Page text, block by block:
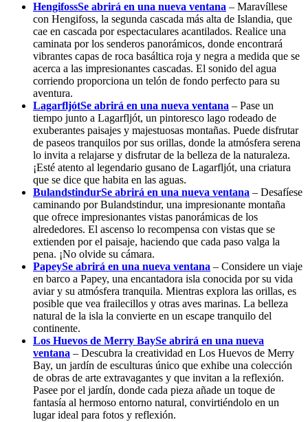
HengifossSe abrirá en una nueva ventana – Maravíllese
con Hengifoss, la segunda cascada más alta de Islandia, que
cae en cascada por espectaculares acantilados. Realice una
caminata por los senderos panorámicos, donde encontrará
vibrantes capas de roca basáltica roja y negra a medida que se
acerca a las impresionantes cascadas. El sonido del agua
corriendo proporciona un telón de fondo perfecto para su
aventura.
LagarfljótSe abrirá en una nueva ventana – Pase un
tiempo junto a Lagarfljót, un pintoresco lago rodeado de
exuberantes paisajes y majestuosas montañas. Puede disfrutar
de paseos tranquilos por sus orillas, donde la atmósfera serena
lo invita a relajarse y disfrutar de la belleza de la naturaleza.
¡Esté atento al legendario gusano de Lagarfljót, una criatura
que se dice que habita en las aguas.
BulandstindurSe abrirá en una nueva ventana – Desafíese
caminando por Bulandstindur, una impresionante montaña
que ofrece impresionantes vistas panorámicas de los
alrededores. El ascenso lo recompensa con vistas que se
extienden por el paisaje, haciendo que cada paso valga la
pena. ¡No olvide su cámara.
PapeySe abrirá en una nueva ventana – Considere un viaje
en barco a Papey, una encantadora isla conocida por su vida
aviar y su atmósfera tranquila. Mientras explora las orillas, es
posible que vea frailecillos y otras aves marinas. La belleza
natural de la isla la convierte en un escape tranquilo del
continente.
Los Huevos de Merry BaySe abrirá en una nueva
ventana – Descubra la creatividad en Los Huevos de Merry
Bay, un jardín de esculturas único que exhibe una colección
de obras de arte extravagantes y que invitan a la reflexión.
Pasee por el jardín, donde cada pieza añade un toque de
fantasía al hermoso entorno natural, convirtiéndolo en un
lugar ideal para fotos y reflexión.